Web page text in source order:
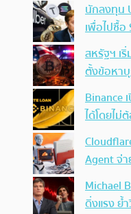
นักลงทุน
เพื่อไปซื้อ
สหรัฐฯ เ
ตั้งข้อหา
Binance
ได้โดยไ
Agent จ่า
Michael
ดิ่งแรง ย้